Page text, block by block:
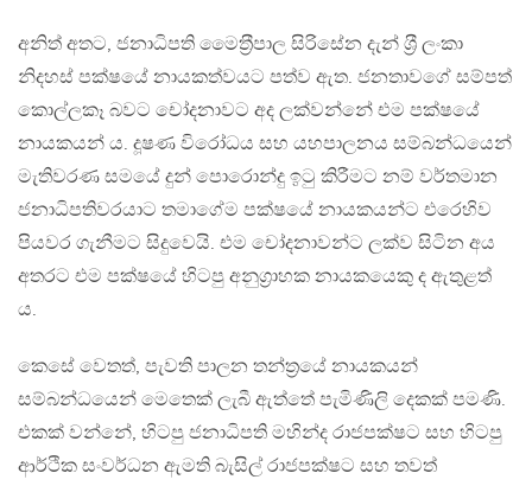
අනිත් අතට, ජනාධිපති මෛත‍්‍රීපාල සිරිසේන දැන් ශ‍්‍රී ලංකා
නිදහස් පක්ෂයේ නායකත්වයට පත්ව ඇත. ජනතාවගේ සම්පත්
කොල්ලකෑ බවට චෝදනාවට අද ලක්වන්නේ එම පක්ෂයේ
නායකයන් ය. දූෂණ විරෝධය සහ යහපාලනය සම්බන්ධයෙන්
මැතිවරණ සමයේ දුන් පොරොන්දු ඉටු කිරීමට නම් වර්තමාන
ජනාධිපතිවරයාට තමාගේම පක්ෂයේ නායකයන්ට එරෙහිව
පියවර ගැනීමට සිදුවෙයි. එම චෝදනාවන්ට ලක්ව සිටින අය
අතරට එම පක්ෂයේ හිටපු අනුග‍්‍රාහක නායකයෙකු ද ඇතුළත්
ය.
කෙසේ වෙතත්, පැවති පාලන තන්ත‍්‍රයේ නායකයන්
සම්බන්ධයෙන් මෙතෙක් ලැබී ඇත්තේ පැමිණිලි දෙකක් පමණි.
එකක් වන්නේ, හිටපු ජනාධිපති මහින්ද රාජපක්ෂට සහ හිටපු
ආර්ථික සංවර්ධන ඇමති බැසිල් රාජපක්ෂට සහ තවත්